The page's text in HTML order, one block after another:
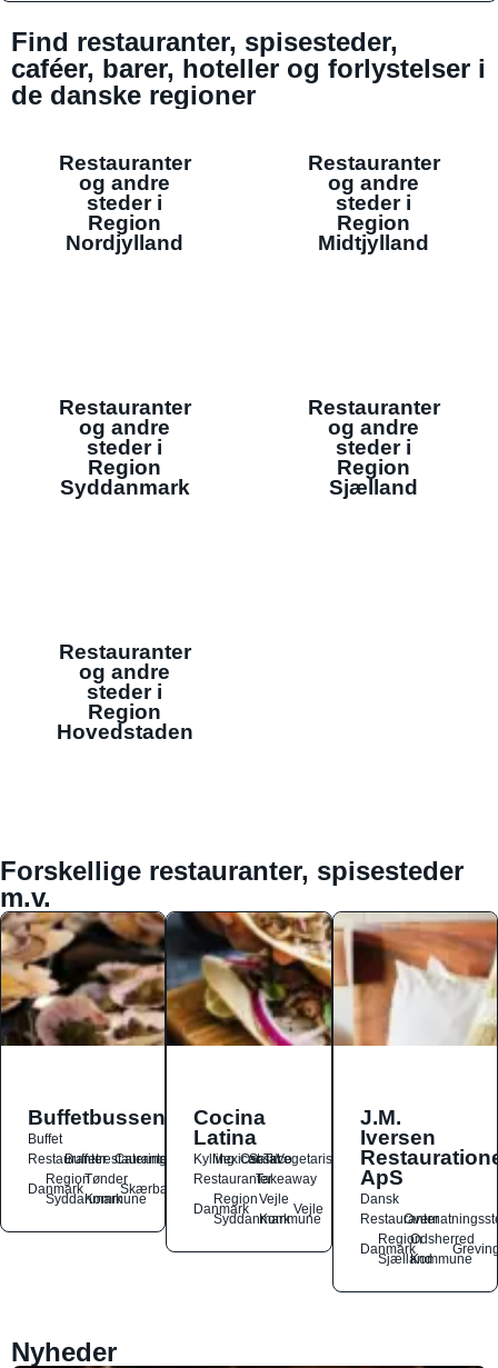
Find restauranter, spisesteder,
caféer, barer, hoteller og forlystelser i
de danske regioner
Restauranter
og andre
steder i
Region
Nordjylland
Restauranter
og andre
steder i
Region
Midtjylland
Restauranter
og andre
steder i
Region
Syddanmark
Restauranter
og andre
steder i
Region
Sjælland
Restauranter
og andre
steder i
Region
Hovedstaden
Forskellige restauranter, spisesteder
m.v.
Buffetbussen
Buffet
Restauranter
Buffetrestauranter
Catering
Danmark
Region
Syddanmark
Tønder
Kommune
Skærbæk
Cocina
Latina
Kylling
Mexicansk
OstSalat
TacoVegetarisk
RestauranterTakeaway
Danmark
Region
Syddanmark
Vejle
Kommune
Vejle
J.M.
Iversen
ApS
Dansk
Restauranter
Danmark
Region
Sjælland
Odsherred
Kommune
Nyheder